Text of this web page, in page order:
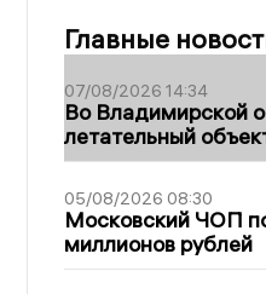
Главные
07/08/2026 14:34
Во Владимирской
летательный
05/08/2026 08:30
Московский ЧОП
миллионов рублей